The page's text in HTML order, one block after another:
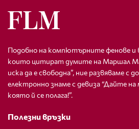
Подобно на компютърните фенове и
които цитират думите на Маршал
иска да е свободна”, ние развяваме
електронно знаме с девиза “Дайте
която й се полага!”.
Полезни връзки